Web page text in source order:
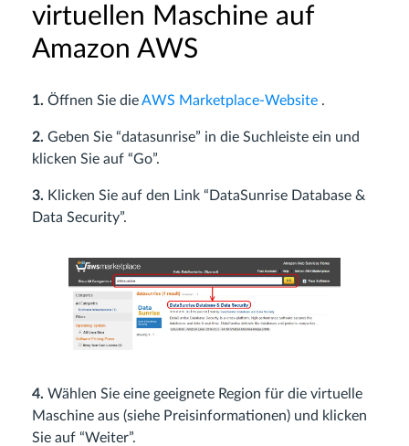
virtuellen Maschine auf
Amazon AWS
1. Öffnen Sie dieAWS Marketplace-Website .
2. Geben Sie “datasunrise” in die Suchleiste ein und
klicken Sie auf “Go”.
3. Klicken Sie auf den Link “DataSunrise Database &
Data Security”.
4. Wählen Sie eine geeignete Region für die virtuelle
Maschine aus (siehe Preisinformationen) und klicken
Sie auf “Weiter”.